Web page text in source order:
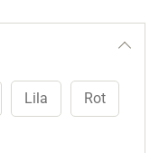
Lila Rot